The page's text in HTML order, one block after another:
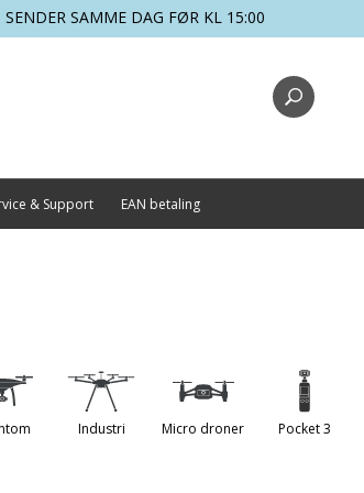
SAMME DAG FØR KL 15:00
& Support EAN betaling
Industri Micro droner Pocket 3